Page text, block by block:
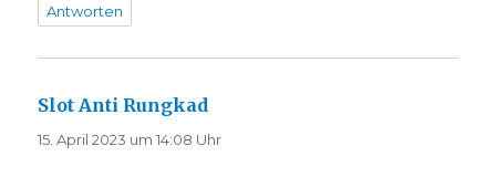
Antworten
Slot Anti Rungkad
15. April 2023 um 14:08 Uhr